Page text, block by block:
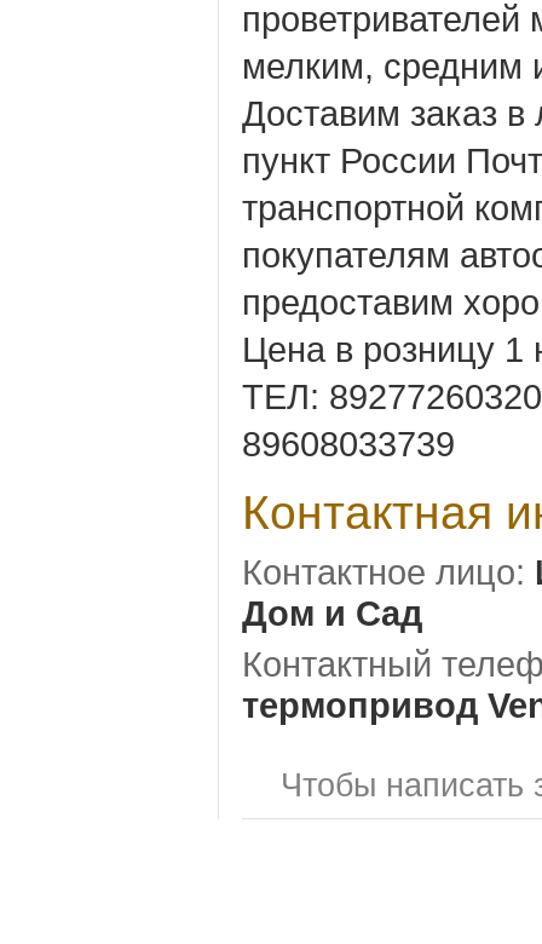
проветривателей
мелким, средним
Доставим заказ
пункт России
транспортной
покупателям
предоставим
Цена в розницу 1
ТЕЛ:
89608033739
Контактная
Контактное лицо:
Дом и Сад
Контактный
термопривод
Чтобы